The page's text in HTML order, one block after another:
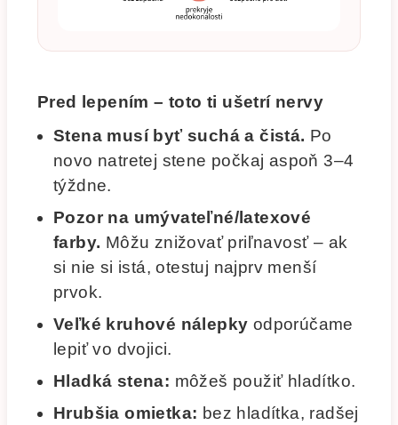
Pred lepením – toto ti ušetrí nervy
Stena musí byť suchá a čistá. Po
novo natretej stene počkaj aspoň 3–4
týždne.
Pozor na umývateľné/latexové
farby. Môžu znižovať priľnavosť – ak
si nie si istá, otestuj najprv menší
prvok.
Veľké kruhové nálepky odporúčame
lepiť vo dvojici.
Hladká stena: môžeš použiť hladítko.
Hrubšia omietka: bez hladítka, radšej